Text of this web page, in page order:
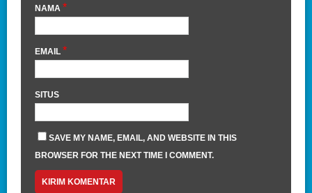
NAMA *
EMAIL *
SITUS
SAVE MY NAME, EMAIL, AND WEBSITE IN THIS
BROWSER FOR THE NEXT TIME I COMMENT.